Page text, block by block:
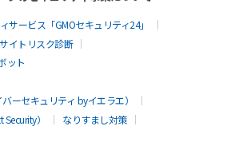
サービス「GMOセキュリティ24」
イトリスク診断
ット
ーセキュリティ byイエラエ）
）
なりすまし対策